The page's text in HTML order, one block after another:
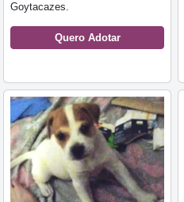
Goytacazes.
Quero Adotar